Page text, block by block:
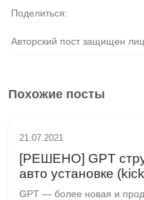
Авторский пост защищен
Поделиться
Похожие посты
21.07.2021
[РЕШЕНО] GPT
авто установке
Centos 8
GPT — более новая и